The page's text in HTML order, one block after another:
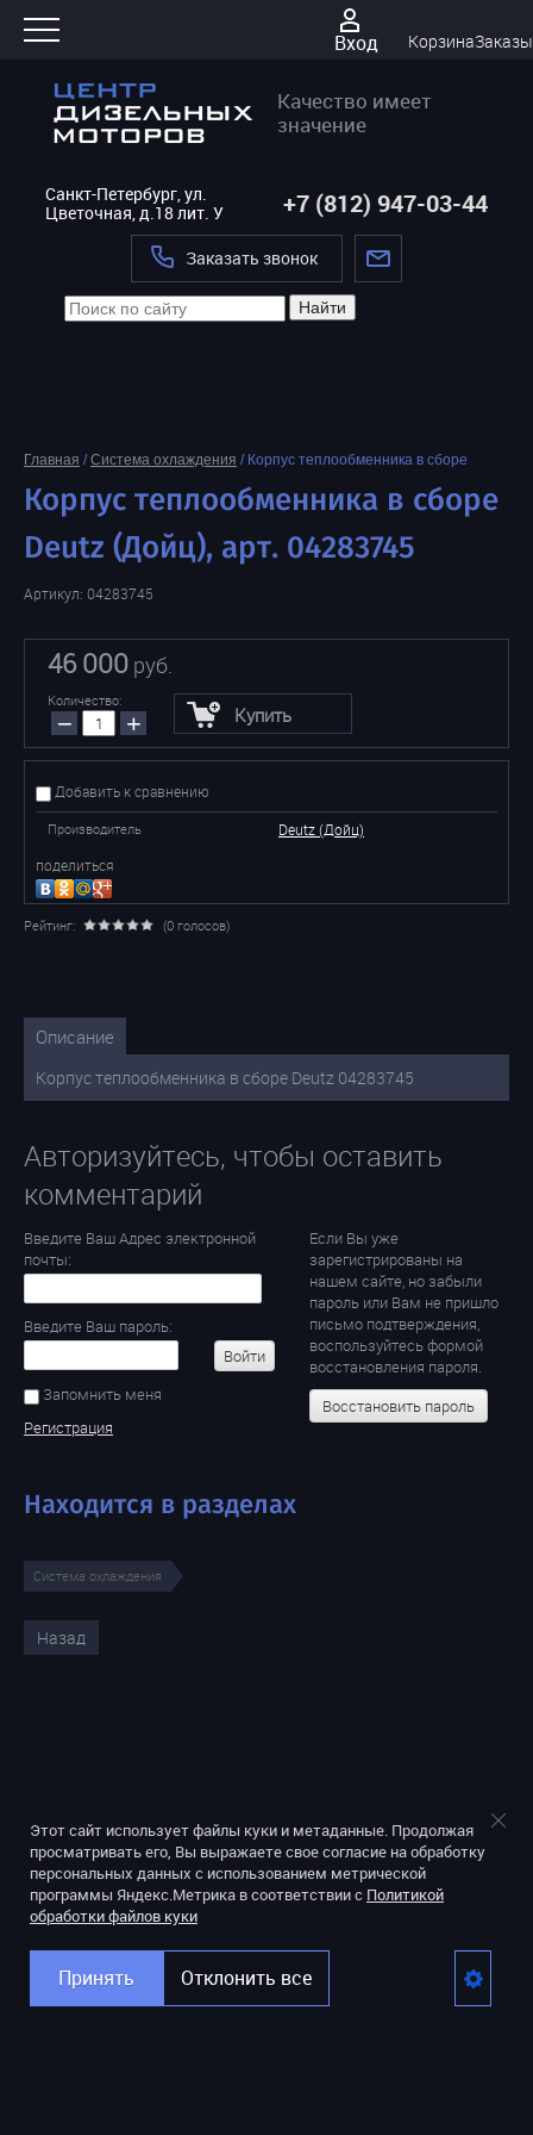
Вход КорзинаЗаказы
Качество имеет
значение
Санкт-Петербург, ул.
Цветочная, д.18 лит. У
+7 (812) 947-03-44
Заказать звонок
Найти
Главная /Система охлаждения / Корпус теплообменника в сборе
Корпус теплообменника в сборе
Deutz (Дойц), арт. 04283745
Артикул: 04283745
46 000 руб.
Количество:
− + Купить
Добавить к сравнению
Производитель
Deutz (Дойц)
поделиться
Рейтинг: (0 голосов)
Описание
Корпус теплообменника в сборе Deutz 04283745
Авторизуйтесь, чтобы оставить
комментарий
Введите Ваш Адрес электронной
почты:
Введите Ваш пароль:
Войти
Запомнить меня
Регистрация
Если Вы уже
зарегистрированы на
нашем сайте, но забыли
пароль или Вам не пришло
письмо подтверждения,
воспользуйтесь формой
восстановления пароля.
Восстановить пароль
Находится в разделах
Система охлаждения
Назад
Этот сайт использует файлы куки и метаданные. Продолжая
просматривать его, Вы выражаете свое согласие на обработку
персональных данных с использованием метрической
программы Яндекс.Метрика в соответствии с Политикой
обработки файлов куки
Принять Отклонить все